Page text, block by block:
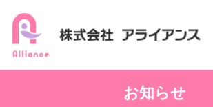
お知らせ